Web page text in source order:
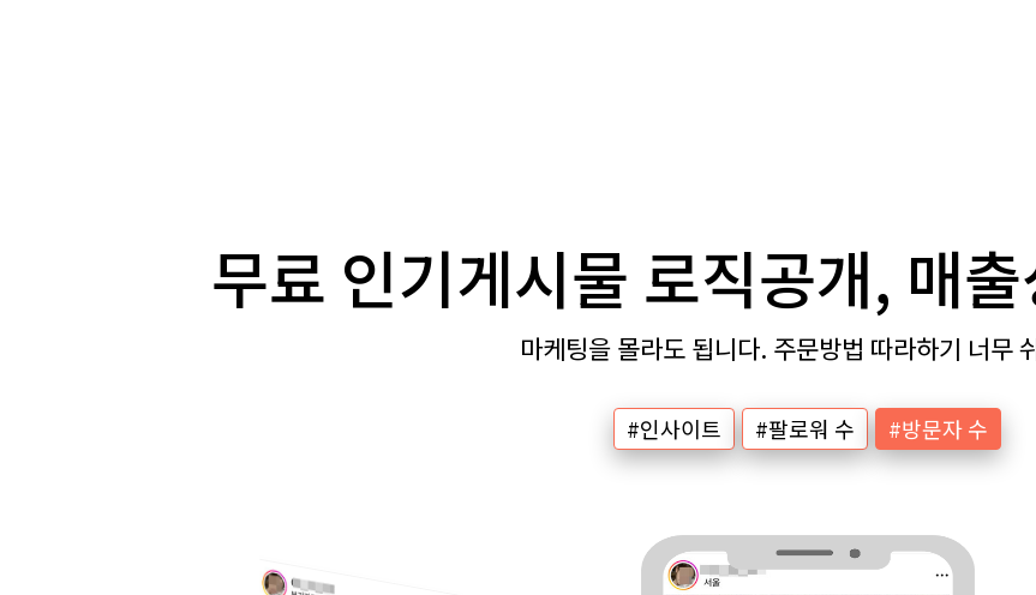
무료 인기게시물 로직공개, 매
마케팅을 몰라도 됩니다. 주문방법 따라하기 너무
#인사이트 #팔로워 수 #방문자 수